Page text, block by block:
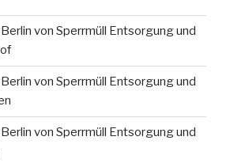
von Sperrmüll Entsorgung und
von Sperrmüll Entsorgung und
von Sperrmüll Entsorgung und